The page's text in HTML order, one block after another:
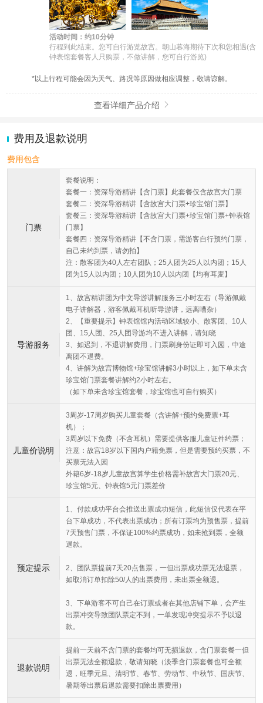
活动时间：约10分钟
行程到此结束。您可自行游览故宫。朝山暮海期待下次和您相遇(含
钟表馆套餐客人只购票，不做讲解，您可自行游览)
*以上行程可能会因为天气、路况等原因做相应调整，敬请谅解。
查看详细产品介绍 
费用及退款说明
费用包含
门票
套餐说明：
套餐一：资深导游精讲【含门票】此套餐仅含故宫大门票
套餐二：资深导游精讲【含故宫大门票+珍宝馆门票】
套餐三：资深导游精讲【含故宫大门票+珍宝馆门票+钟表馆
门票】
套餐四：资深导游精讲【不含门票，需游客自行预约门票，
自己未约到票，请勿拍】
注：散客团为40人左右团队；25人团为25人以内团；15人
团为15人以内团；10人团为10人以内团【均有耳麦】
导游服务
1、故宫精讲团为中文导游讲解服务三小时左右（导游佩戴
电子讲解器，游客佩戴耳机听导游讲，远离嘈杂）
2、【重要提示】钟表馆馆内活动区域较小、散客团、10人
团、15人团、25人团导游均不进入讲解，请知晓
3、如迟到，不退讲解费用，门票刷身份证即可入园，中途
离团不退费。
4、讲解为故宫博物馆+珍宝馆讲解3小时以上，如下单未含
珍宝馆门票套餐讲解约2小时左右。
（如下单未含珍宝馆套餐，珍宝馆也可自行购买）
儿童价说明
3周岁-17周岁购买儿童套餐（含讲解+预约免费票+耳
机）；
3周岁以下免费（不含耳机）需要提供客服儿童证件约票；
注意：故宫18岁以下国内户籍免票，但是需要预约买票，不
买票无法入园
外籍6岁-18岁儿童故宫算学生价格需补故宫大门票20元、
珍宝馆5元、钟表馆5元门票差价
预定提示
1、付款成功平台会推送出票成功短信，此短信仅代表在平
台下单成功，不代表出票成功；所有订票均为预售票，提前
7天预售门票，不保证100%约票成功，如未抢到票，全额
退款。
2、团队票提前7天20点售票，一但出票成功票无法退票，
如取消订单扣除50/人的出票费用，未出票全额退。
3、下单游客不可自己在订票或者在其他店铺下单，会产生
出票冲突导致团队票定不到，一单发现冲突提示不予以退
款。
退款说明
提前一天前不含门票的套餐均可无损退款，含门票套餐一但
出票无法全额退款，敬请知晓（淡季含门票套餐也可全额
退，旺季元旦、清明节、春节‌、‌劳动节、中秋节、国庆节、
暑期等出票后退款需要扣除出票费用）